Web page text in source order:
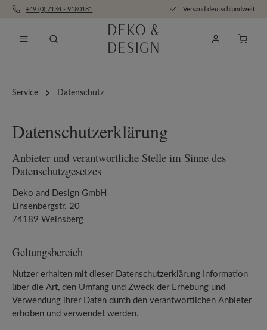
Zum Hauptinhalt springen
+49 (0) 7134 - 9180181 Versand deutschlandweit
Service Datenschutz
Datenschutzerklärung
Anbieter und verantwortliche Stelle im Sinne des
Datenschutzgesetzes
Deko and Design GmbH
Linsenbergstr. 20
74189 Weinsberg
Geltungsbereich
Nutzer erhalten mit dieser Datenschutzerklärung Information
über die Art, den Umfang und Zweck der Erhebung und
Verwendung ihrer Daten durch den verantwortlichen Anbieter
erhoben und verwendet werden.